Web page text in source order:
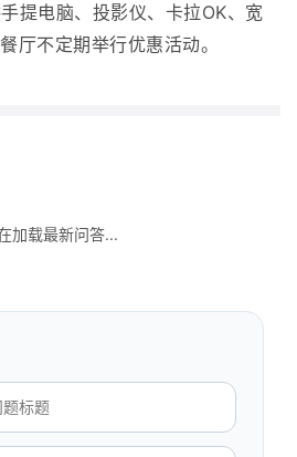
提电脑、投影仪、卡拉OK、宽
厅不定期举行优惠活动。
加载最新问答...